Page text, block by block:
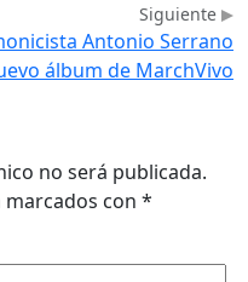
Siguiente
Antonio Serrano
álbum de MarchVivo
no será publicada.
con *